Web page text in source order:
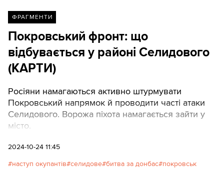
ФРАГМЕНТИ
Покровський фронт: що
відбувається у районі Селидового
(КАРТИ)
Росіяни намагаються активно штурмувати
Покровський напрямок й проводити часті атаки
Селидового. Ворожа піхота намагається зайти у
місто.
2024-10-24 11:45
наступ окупантів селидове битва за донбас покровськ